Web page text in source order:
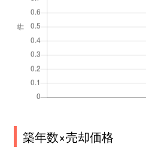
築年数×売却価格